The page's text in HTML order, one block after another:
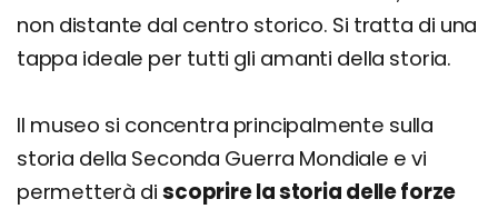
non distante dal centro storico. Si tratta di una
tappa ideale per tutti gli amanti della storia.
Il museo si concentra principalmente sulla
storia della Seconda Guerra Mondiale e vi
permetterà discoprire la storia delle forze